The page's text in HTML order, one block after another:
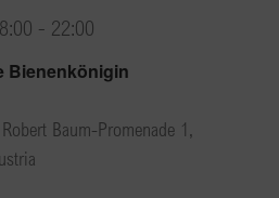
Bienenkönigin
- 22:00
Robert Baum-Promenade 1,